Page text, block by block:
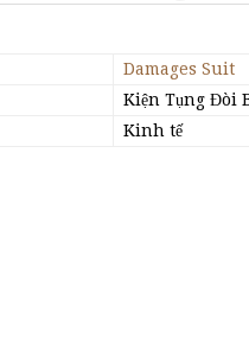
Damages Suit
Kiện Tụng Đòi
Kinh tế